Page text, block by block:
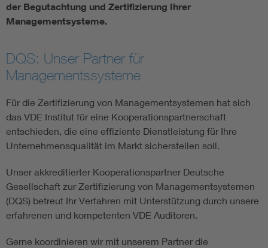
Electromobility
Energy storage
Functional safety
der Begutachtung und Zertifizierung Ihrer
Managementsysteme.
DQS: Unser Partner für
Managementssysteme
Für die Zertifizierung von Managementsystemen hat sich
das VDE Institut für eine Kooperationspartnerschaft
entschieden, die eine effiziente Dienstleistung für Ihre
Unternehmensqualität im Markt sicherstellen soll.
Unser akkreditierter Kooperationspartner Deutsche
Gesellschaft zur Zertifizierung von Managementsystemen
(DQS) betreut Ihr Verfahren mit Unterstützung durch unsere
erfahrenen und kompetenten VDE Auditoren.
Gerne koordinieren wir mit unserem Partner die